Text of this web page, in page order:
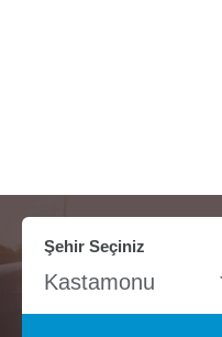
Şehir Seçiniz
Kastamonu